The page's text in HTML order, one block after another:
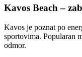
Kavos Beach –
Kavos je poznat po
sportovima. Popularan
odmor.